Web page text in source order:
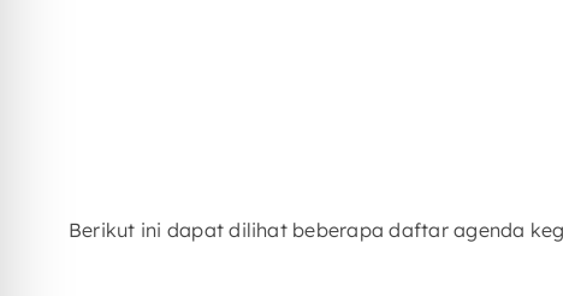
Berikut ini dapat dilihat beberapa daftar agenda